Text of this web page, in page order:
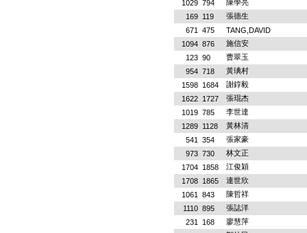
1029 794
陳學亮
169
119
張德生
671
475
TANG,DAVID
1094 876
施信安
123 90
曹翠玉
954 718
黃琠村
1598
1684
謝錞毅
1622
1727
張琨杰
1019 785
李世達
1289
1128
黃林清
541
354
張家豪
973 730
林文正
1704
1858
江俊穎
1708
1865
連世欣
1061
843
陳哲祥
1110 895
張誌洋
231
168
廖慧萍